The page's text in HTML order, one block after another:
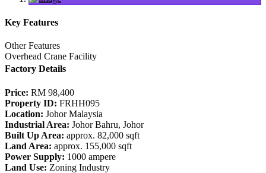
Key Features
Other Features
Overhead Crane Facility
Factory Details
Price: RM 98,400
Property ID: FRHH095
Location: Johor Malaysia
Industrial Area: Johor Bahru, Johor
Built Up Area: approx. 82,000 sqft
Land Area: approx. 155,000 sqft
Power Supply: 1000 ampere
Land Use: Zoning Industry